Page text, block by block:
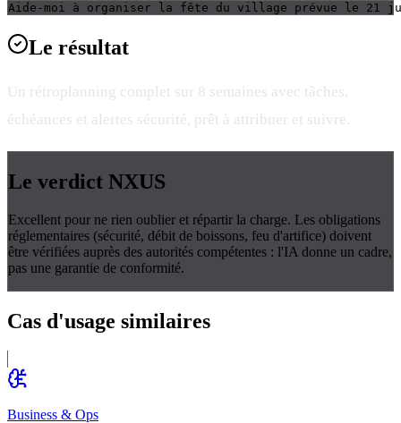
Aide-moi à organiser la fête du village prévue le 21
Le résultat
Un rétroplanning complet sur 8 semaines avec tâches,
échéances et alertes sécurité, prêt à attribuer et suivre.
Le verdict NXUS
Excellent pour ne rien oublier et répartir la charge. Les obligations
réglementaires (sécurité, débit de boissons, feu d'artifice) doivent
être vérifiées auprès des autorités compétentes : l'IA donne un cadre,
pas une garantie de conformité.
Cas d'usage similaires
Business & Ops